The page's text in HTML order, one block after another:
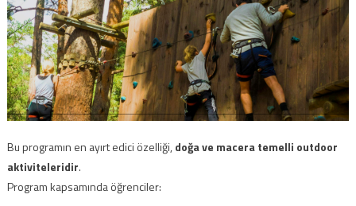
Bu programın en ayırt edici özelliği,doğa ve macera temelli outdoor
aktiviteleridir.
Program kapsamında öğrenciler: